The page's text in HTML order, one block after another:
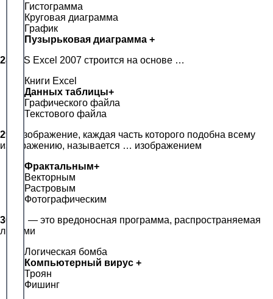
Гистограмма
Круговая диаграмма
График
Пузырьковая диаграмма +
28.
МS Ехсеl 2007 строится на основе …
Книги Ехсеl
Данныx таблицы+
Графического файла
Текстового файла
29.
Изображение, каждая часть которого подобна всему
изображению, называется … изображением
Фрактальным+
Векторным
Растровым
Фотографическим
30.
… — это вредоносная программа, распространяемая
людьми
Логическая бомба
Компьютерный вирус +
Троян
Фишинг